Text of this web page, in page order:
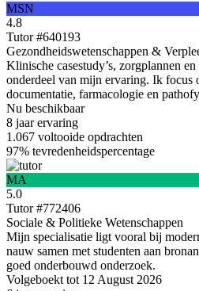
MSN
4.8
Tutor #640193
Gezondheidswetenschappen &
Klinische casestudy’s, zorgplannen
onderdeel van mijn ervaring. Ik focus
documentatie, farmacologie en
Nu beschikbaar
8 jaarervaring
1.067 voltooide opdrachten
97% tevredenheidspercentage
MA
5.0
Tutor #772406
Sociale & Politieke Wetenschappen
Mijn specialisatie ligt vooral bij
nauw samen met studenten aan
goed onderbouwd onderzoek.
Volgeboekt tot 12 August 2026